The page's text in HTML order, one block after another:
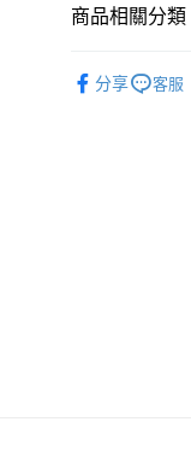
順豐站及營業
商品相關分類
分享 客服